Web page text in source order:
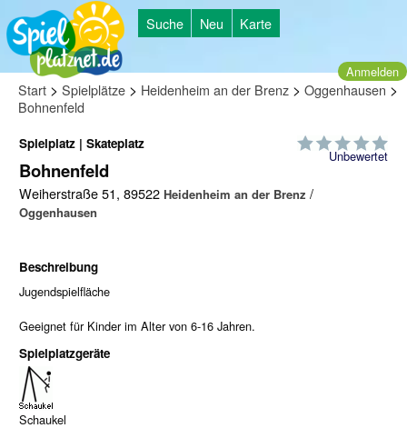
Suche Neu Karte
Anmelden
Start > Spielplätze > Heidenheim an der Brenz > Oggenhausen >
Bohnenfeld
Unbewertet
Spielplatz | Skateplatz
Bohnenfeld
Weiherstraße 51, 89522 Heidenheim an der Brenz /
Oggenhausen
Beschreibung
Jugendspielfläche
Geeignet für Kinder im Alter von 6-16 Jahren.
Spielplatzgeräte
Schaukel